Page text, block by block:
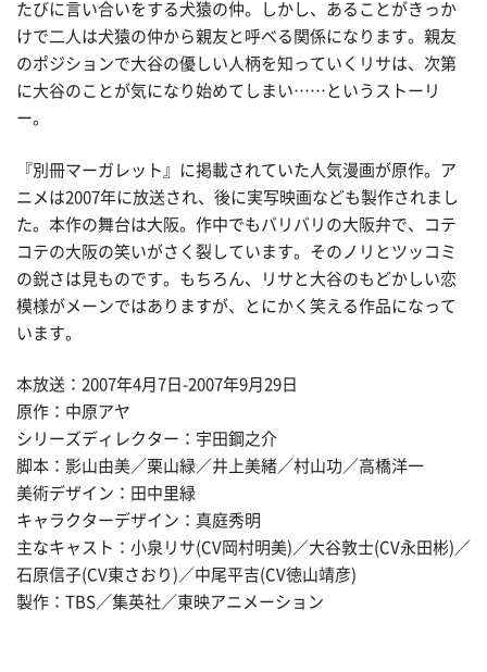
たびに言い合いをする犬猿の仲。しかし、あることがきっか
けで二人は犬猿の仲から親友と呼べる関係になります。親友
のポジションで大谷の優しい人柄を知っていくリサは、次第
に大谷のことが気になり始めてしまい……というストーリ
ー。
『別冊マーガレット』に掲載されていた人気漫画が原作。ア
ニメは2007年に放送され、後に実写映画なども製作されまし
た。本作の舞台は大阪。作中でもバリバリの大阪弁で、コテ
コテの大阪の笑いがさく裂しています。そのノリとツッコミ
の鋭さは見ものです。もちろん、リサと大谷のもどかしい恋
模様がメーンではありますが、とにかく笑える作品になって
います。
本放送：2007年4月7日-2007年9月29日
原作：中原アヤ
シリーズディレクター：宇田鋼之介
脚本：影山由美／栗山緑／井上美緒／村山功／高橋洋一
美術デザイン：田中里緑
キャラクターデザイン：真庭秀明
主なキャスト：小泉リサ(CV岡村明美)／大谷敦士(CV永田彬)／
石原信子(CV東さおり)／中尾平吉(CV徳山靖彦)
製作：TBS／集英社／東映アニメーション